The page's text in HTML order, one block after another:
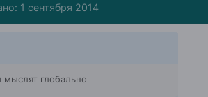
1 сентября 2014
глобально